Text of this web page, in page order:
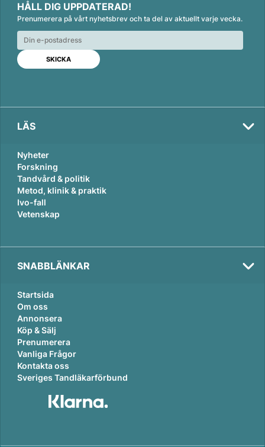
Val
n
k
e
d
n
c
e
b
o
o
k
a
i
l
HÅLL DIG UPPDATERAD!
Prenumerera på vårt nyhetsbrev och ta del av aktuellt varje vecka.
LÄS
Nyheter
Forskning
Tandvård & politik
Metod, klinik & praktik
Ivo-fall
Vetenskap
SNABBLÄNKAR
Startsida
Om oss
Annonsera
Köp & Sälj
Prenumerera
Vanliga Frågor
Kontakta oss
Sveriges Tandläkarförbund